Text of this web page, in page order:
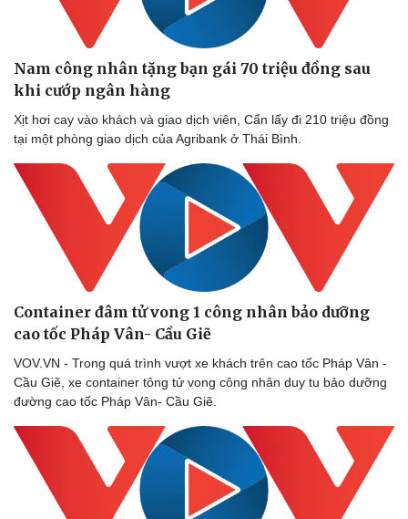
Thể thao
Bóng đá
Lịch thi đấu bóng đá
Thế giới thể thao
eSports
Hậu trường
Ô tô - Xe máy
Ô tô
Tư vấn
Nam công nhân tặng bạn gái 70 triệu đồng sau
khi cướp ngân hàng
Xịt hơi cay vào khách và giao dịch viên, Cẩn lấy đi 210 triệu đồng
tại một phòng giao dịch của Agribank ở Thái Bình.
Container đâm tử vong 1 công nhân bảo dưỡng
cao tốc Pháp Vân- Cầu Giẽ
VOV.VN - Trong quá trình vượt xe khách trên cao tốc Pháp Vân -
Cầu Giẽ, xe container tông tử vong công nhân duy tu bảo dưỡng
đường cao tốc Pháp Vân- Cầu Giẽ.